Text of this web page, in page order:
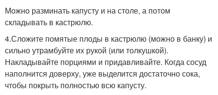
Можно разминать капусту и на столе, а потом
складывать в кастрюлю.
4.Сложите помятые плоды в кастрюлю (можно в банку) и
сильно утрамбуйте их рукой (или толкушкой).
Накладывайте порциями и придавливайте. Когда сосуд
наполнится доверху, уже выделится достаточно сока,
чтобы покрыть полностью всю капусту.